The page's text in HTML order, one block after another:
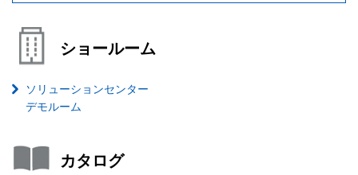
ショールーム
ソリューションセンター
デモルーム
カタログ